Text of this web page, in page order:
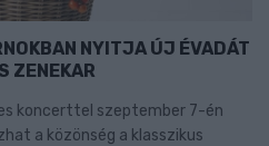
NYITJA ÚJ ÉVADÁT
ZENEKAR
koncerttel szeptember 7-én
a közönség a klasszikus